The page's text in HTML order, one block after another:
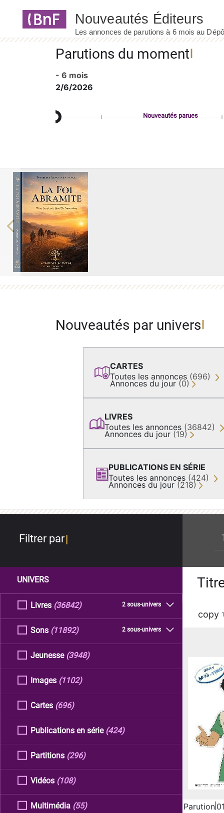
Parutions du moment
- 6 mois
2/6/2026
Nouveautés parues
Previous
Nouveautés par univers
CARTES
Toutes les annonces (696)
Annonces du jour (0)
LIVRES
Toutes les annonces (36842)
Annonces du jour (19)
PUBLICATIONS EN SÉRIE
Toutes les annonces (424)
Annonces du jour (218)
Filtrer par
UNIVERS
Livres 2 sous-univers
(36842)
Sons 2 sous-univers
(11892)
Jeunesse (3948)
Images (1102)
Cartes (696)
Publications en série (424)
Partitions (296)
Vidéos (108)
Multimédia (55)
copy
Parution